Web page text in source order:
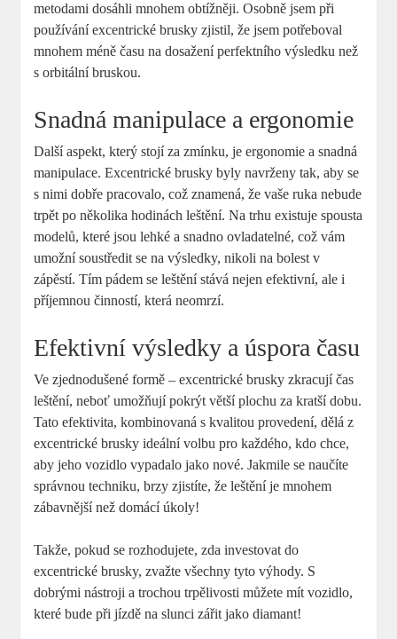
metodami dosáhli mnohem obtížněji. Osobně jsem při
používání excentrické brusky zjistil, že jsem potřeboval
mnohem méně času na dosažení perfektního výsledku než
s orbitální bruskou.
Snadná manipulace a ergonomie
Další aspekt, který stojí za zmínku, je ergonomie a snadná
manipulace. Excentrické brusky byly navrženy tak, aby se
s nimi dobře pracovalo, což znamená, že vaše ruka nebude
trpět po několika hodinách leštění. Na trhu existuje spousta
modelů, které jsou lehké a snadno ovladatelné, což vám
umožní soustředit se na výsledky, nikoli na bolest v
zápěstí. Tím pádem se leštění stává nejen efektivní, ale i
příjemnou činností, která neomrzí.
Efektivní výsledky a úspora času
Ve zjednodušené formě – excentrické brusky zkracují čas
leštění, neboť umožňují pokrýt větší plochu za kratší dobu.
Tato efektivita, kombinovaná s kvalitou provedení, dělá z
excentrické brusky ideální volbu pro každého, kdo chce,
aby jeho vozidlo vypadalo jako nové. Jakmile se naučíte
správnou techniku, brzy zjistíte, že leštění je mnohem
zábavnější než domácí úkoly!
Takže, pokud se rozhodujete, zda investovat do
excentrické brusky, zvažte všechny tyto výhody. S
dobrými nástroji a trochou trpělivosti můžete mít vozidlo,
které bude při jízdě na slunci zářit jako diamant!